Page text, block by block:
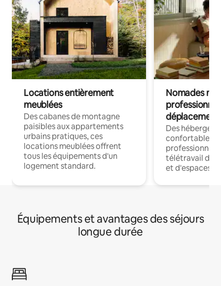
Locations entièrement
meublées
Des cabanes de montagne
paisibles aux appartements
urbains pratiques, ces
locations meublées offrent
tous les équipements d'un
logement standard.
Nomades
déplacement
Des
confortables
professionnels
télétravail
et d'espaces
Équipements et avantages des séjours
longue durée